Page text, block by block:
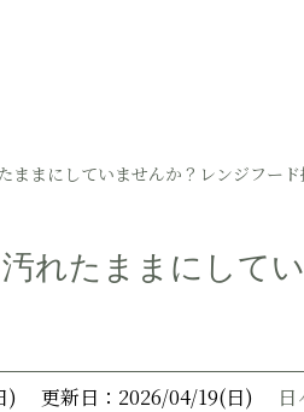
ままにしていませんか？レンジフー
れたままにして
) 更新日：2026/04/19(日) 日